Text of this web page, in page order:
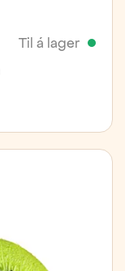
Til á lager